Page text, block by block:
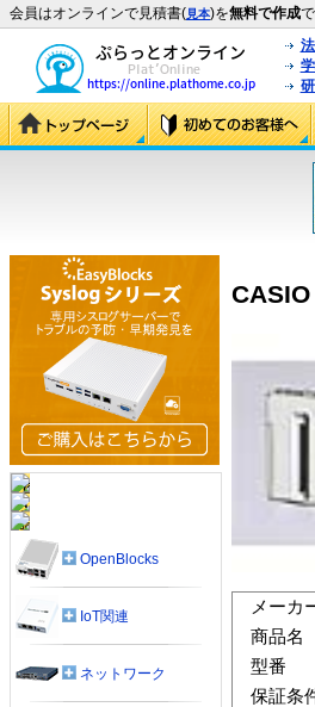
会員はオンラインで見積書(見本)を無料で作成
メーカ
商品名
型番
保証条
OpenBlocks
IoT関連
ネットワーク